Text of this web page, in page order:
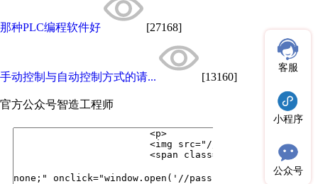
那种PLC编程软件好 [27168]
手动控制与自动控制方式的请... [13160]
官方公众号智造工程师
客服
小程序
公众号